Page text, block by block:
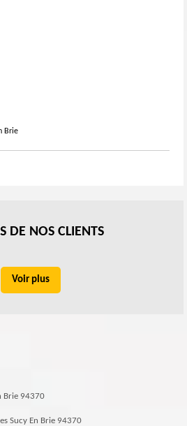
Brie
DE NOS CLIENTS
Voir plus
Brie 94370
Sucy En Brie 94370